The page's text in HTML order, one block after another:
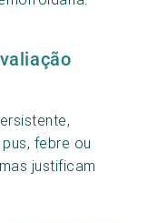
febre ou
justificam